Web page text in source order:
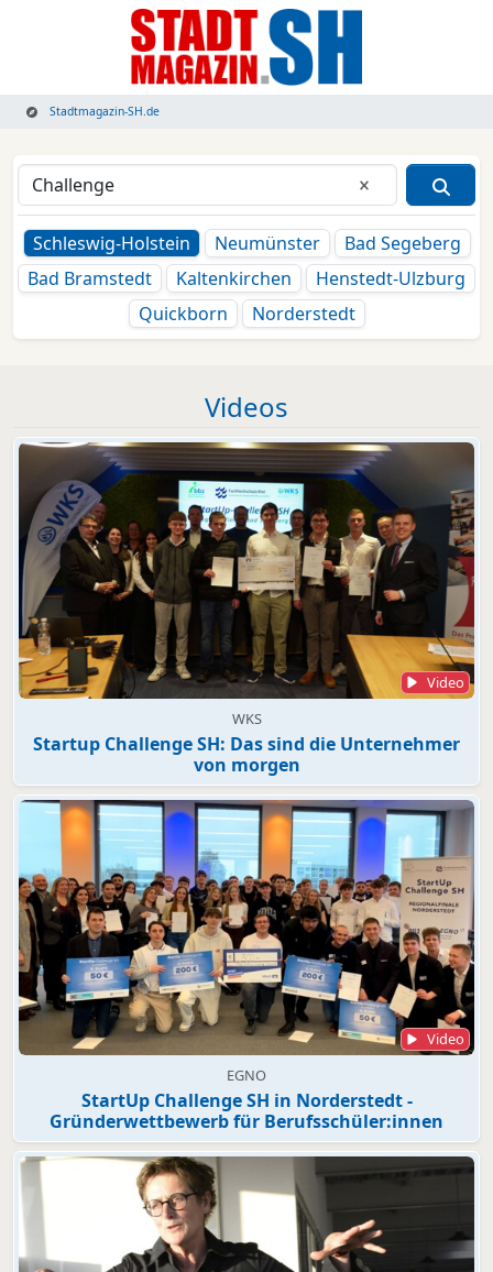
Stadtmagazin-SH.de
Eingabe
Schleswig-Holstein
Neumünster
Bad Segeberg
Bad Bramstedt
Kaltenkirchen
Henstedt-Ulzburg
Quickborn
Norderstedt
Videos
Video
WKS
Startup Challenge SH: Das sind die Unternehmer
von morgen
Video
EGNO
StartUp Challenge SH in Norderstedt -
Gründerwettbewerb für Berufsschüler:innen